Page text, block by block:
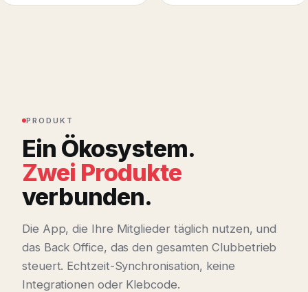
PRODUKT
Ein Ökosystem.
Zwei Produkte
verbunden.
Die App, die Ihre Mitglieder täglich nutzen, und
das Back Office, das den gesamten Clubbetrieb
steuert. Echtzeit-Synchronisation, keine
Integrationen oder Klebcode.